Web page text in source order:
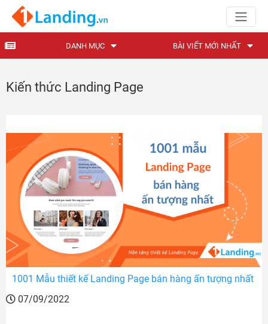
DANH MỤC BÀI VIẾT MỚI NHẤT
Kiến thức Landing Page
1001 Mẫu thiết kế Landing Page bán hàng ấn tượng nhất
07/09/2022